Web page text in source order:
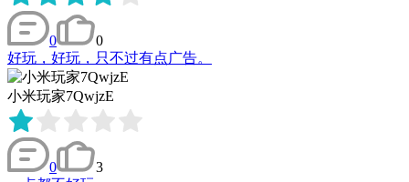
0
0
好玩，好玩，只不过有点广告。
小米玩家7QwjzE
0
3